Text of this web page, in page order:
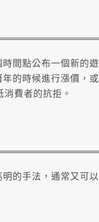
間點公布一個新的遊
的時候進行漲價，或
費者的抗拒。
的手法，通常又可以